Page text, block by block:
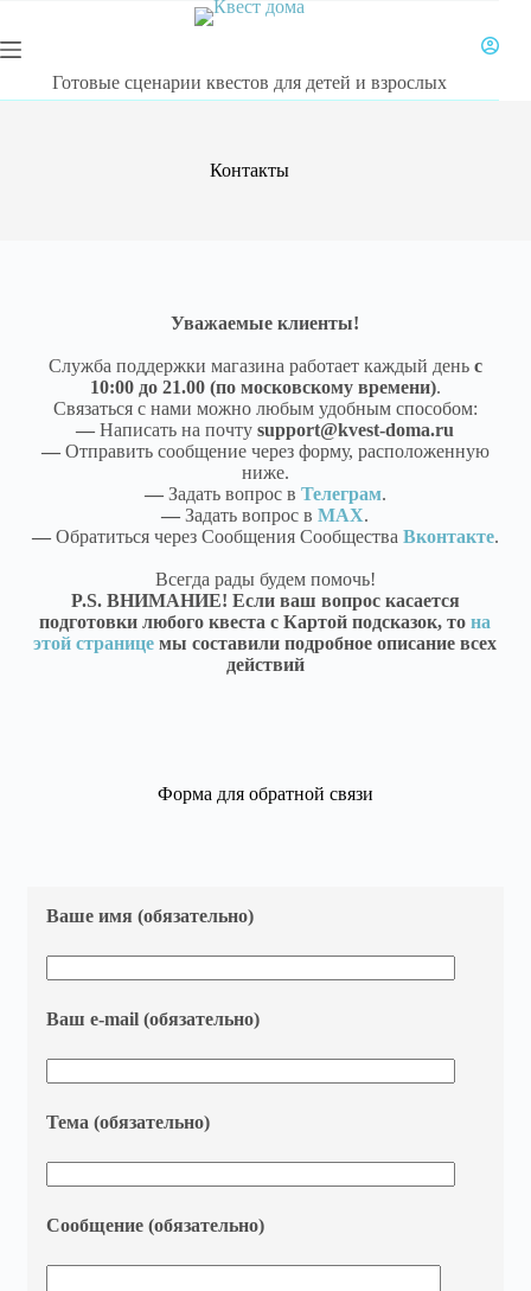
Готовые сценарии квестов для детей и взрослых
Контакты
Уважаемые клиенты!
Служба поддержки магазина работает каждый день с
10:00 до 21.00 (по московскому времени).
Связаться с нами можно любым удобным способом:
— Написать напочтуsupport@kvest-doma.ru
—Отправить сообщение через форму, расположенную
ниже.
—Задать вопрос в Телеграм.
— Задать вопрос вMAX.
—Обратиться через Сообщения Сообщества Вконтакте.
Всегда рады будем помочь!
P.S. ВНИМАНИЕ! Если ваш вопрос касается
подготовки любого квеста с Картой подсказок, тона
этой странице мы составили подробное описание всех
действий
Форма для обратной связи
Ваше имя (обязательно)
Ваш e-mail (обязательно)
Тема (обязательно)
Сообщение (обязательно)